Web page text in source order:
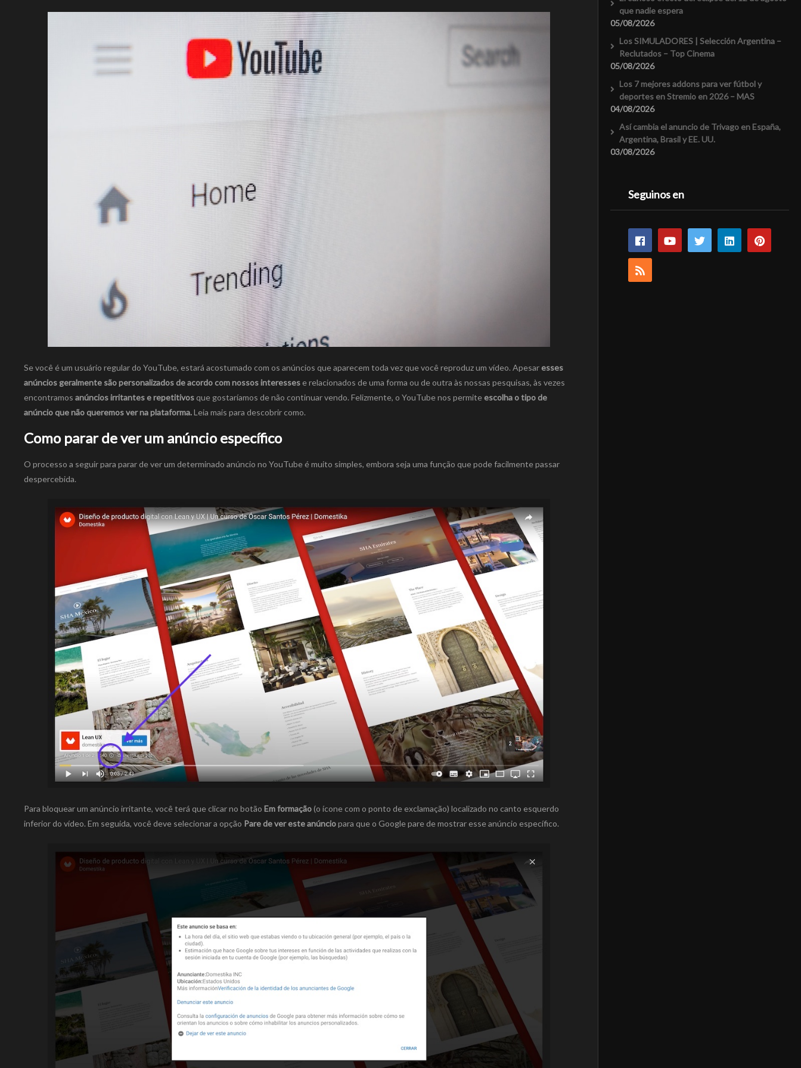
Se você é um usuário regular do YouTube, estará acostumado com os anúncios que aparecem toda vez que você reproduz um vídeo. Apesaresses
anúncios geralmente são personalizados de acordo com nossos interessese relacionados de uma forma ou de outra às nossas pesquisas, às vezes
encontramos anúncios irritantes e repetitivosque gostaríamos de não continuar vendo. Felizmente, o YouTube nos permiteescolha o tipo de
anúncio que não queremos ver na plataforma.Leia mais para descobrir como.
Como parar de ver um anúncio específico
O processo a seguir para parar de ver um determinado anúncio no YouTube é muito simples, embora seja uma função que pode facilmente passar
despercebida.
Para bloquear um anúncio irritante, você terá que clicar no botão Em formação(o ícone com o ponto de exclamação) localizado no canto esquerdo
inferior do vídeo. Em seguida, você deve selecionar a opção Pare de ver este anúnciopara que o Google pare de mostrar esse anúncio específico.
que nadie espera
05/08/2026
Los SIMULADORES | Selección Argentina –
Reclutados – Top Cinema
05/08/2026
Los 7 mejores addons para ver fútbol y
deportes en Stremio en 2026 – MAS
04/08/2026
Así cambia el anuncio de Trivago en España,
Argentina, Brasil y EE. UU.
03/08/2026
Seguinos en